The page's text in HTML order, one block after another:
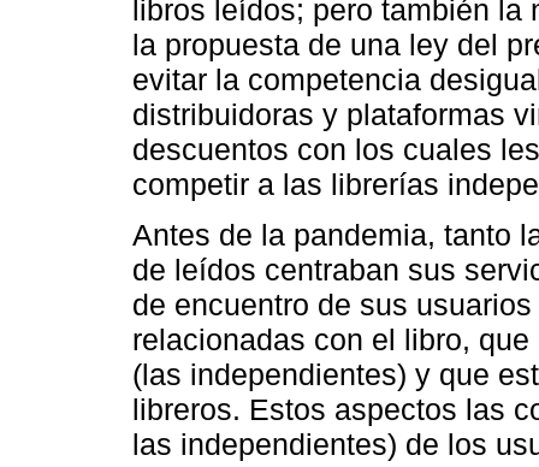
libros leídos; pero también
la propuesta de una ley del
evitar la competencia
distribuidoras y plataformas
descuentos con los cuales
competir a las librerías
Antes de la pandemia, tanto
de leídos centraban sus
de encuentro de sus
relacionadas con el libro,
(las independientes) y que
libreros. Estos aspectos las
las independientes) de los